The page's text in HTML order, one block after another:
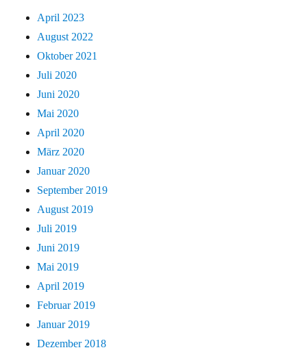
April 2023
August 2022
Oktober 2021
Juli 2020
Juni 2020
Mai 2020
April 2020
März 2020
Januar 2020
September 2019
August 2019
Juli 2019
Juni 2019
Mai 2019
April 2019
Februar 2019
Januar 2019
Dezember 2018